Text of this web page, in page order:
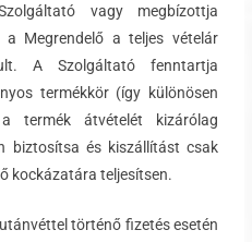
vagy megbízottja
a Megrendelő a teljes vételár
A Szolgáltató fenntartja
termékkör (így különösen
termék átvételét kizárólag
biztosítsa és kiszállítást csak
kockázatára teljesítsen.
történő fizetés esetén